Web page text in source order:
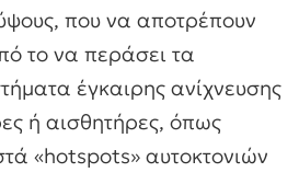
που να αποτρέπουν
το να περάσει τα
έγκαιρης ανίχνευσης
ή αισθητήρες, όπως
«hotspots» αυτοκτονιών